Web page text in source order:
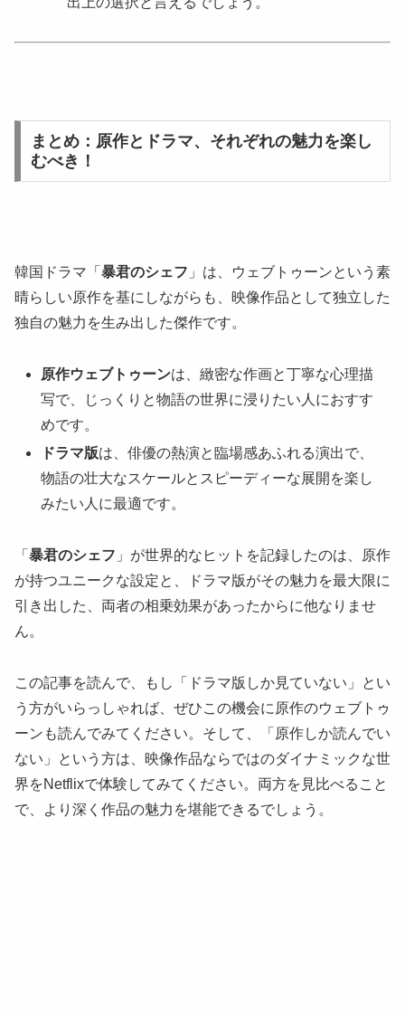
まとめ：原作とドラマ、それぞれの魅力を楽し
むべき！
韓国ドラマ「 暴君のシェフ 」は、ウェブトゥーンという素
晴らしい原作を基にしながらも、映像作品として独立した
独自の魅力を生み出した傑作です。
原作ウェブトゥーンは、緻密な作画と丁寧な心理描
写で、じっくりと物語の世界に浸りたい人におすす
めです。
ドラマ版は、俳優の熱演と臨場感あふれる演出で、
物語の壮大なスケールとスピーディーな展開を楽し
みたい人に最適です。
「 暴君のシェフ 」が世界的なヒットを記録したのは、原作
が持つユニークな設定と、ドラマ版がその魅力を最大限に
引き出した、両者の相乗効果があったからに他なりませ
ん。
この記事を読んで、もし「ドラマ版しか見ていない」とい
う方がいらっしゃれば、ぜひこの機会に原作のウェブトゥ
ーンも読んでみてください。そして、「原作しか読んでい
ない」という方は、映像作品ならではのダイナミックな世
界をNetflixで体験してみてください。両方を見比べること
で、より深く作品の魅力を堪能できるでしょう。